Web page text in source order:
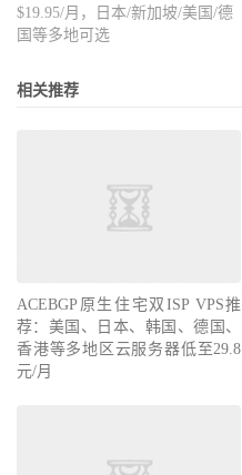
$19.95/月，日本/新加坡/美国/德
国等多地可选
相关推荐
ACEBGP原生住宅双ISP VPS推
荐：美国、日本、韩国、德国、
香港等多地区云服务器低至29.8
元/月